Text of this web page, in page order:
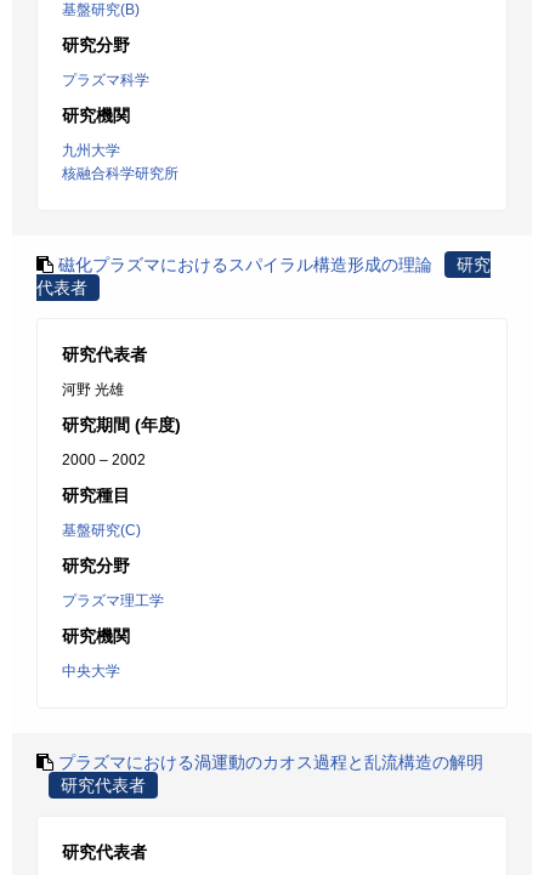
基盤研究(B)
研究分野
プラズマ科学
研究機関
九州大学
核融合科学研究所
磁化プラズマにおけるスパイラル構造形成の理論
研究
代表者
研究代表者
河野 光雄
研究期間 (年度)
2000 – 2002
研究種目
基盤研究(C)
研究分野
プラズマ理工学
研究機関
中央大学
プラズマにおける渦運動のカオス過程と乱流構造の解明
研究代表者
研究代表者